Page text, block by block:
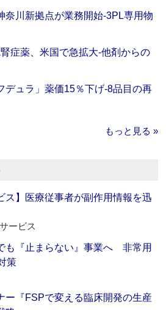
奈川新拠点が業務開始‐3PL専用物
症薬、米国で急拡大‐他剤からの
デュラ」薬価15％下げ‐8品目の再
もっと見る »
ス】医療従事者が副作用情報を迅
ービス
も『止まらない』事業へ 非常用
策
ー『FSPで変える臨床開発の生産